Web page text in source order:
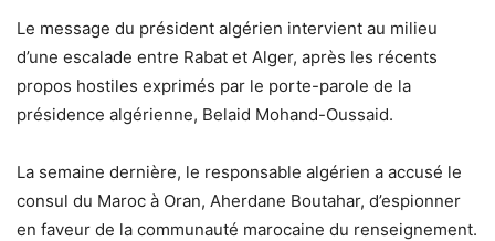
Le message du président algérien intervient au milieu
d’une escalade entre Rabat et Alger, après les récents
propos hostiles exprimés par le porte-parole de la
présidence algérienne, Belaid Mohand-Oussaid.
La semaine dernière, le responsable algérien a accusé le
consul du Maroc à Oran, Aherdane Boutahar, d’espionner
en faveur de la communauté marocaine du renseignement.